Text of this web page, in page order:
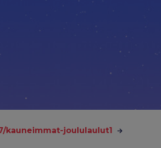
kauneimmat-joululaulut1